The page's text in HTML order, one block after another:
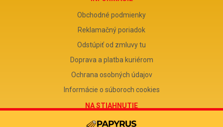
Obchodné podmienky
Reklamačný poriadok
Odstúpiť od zmluvy tu
Doprava a platba kuriérom
Ochrana osobných údajov
Informácie o súboroch cookies
NA STIAHNUTIE
Reklamačný formulár